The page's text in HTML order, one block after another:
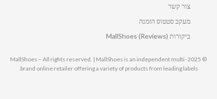
צור קשר
מעקב סטטוס הזמנה
ביקורות MallShoes (Reviews)
© 2025 MallShoes – All rights reserved. | MallShoes is an independent multi-
brand online retailer offering a variety of products from leading labels.